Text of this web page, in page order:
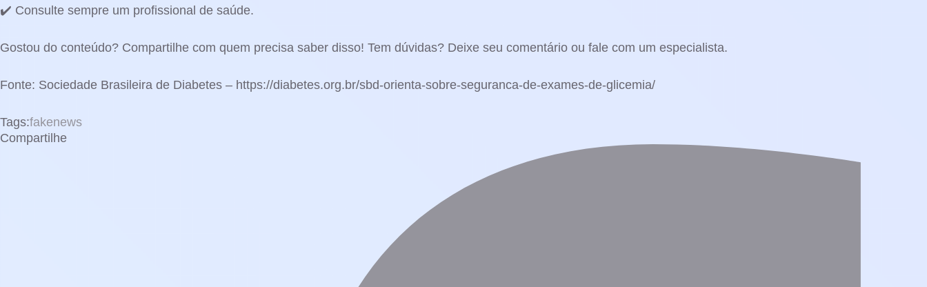
✔️ Consulte sempre um profissional de saúde.
Gostou do conteúdo? Compartilhe com quem precisa saber disso! Tem dúvidas? Deixe seu comentário ou fale com um especialista.
Fonte: Sociedade Brasileira de Diabetes – https://diabetes.org.br/sbd-orienta-sobre-seguranca-de-exames-de-glicemia/
Tags:fakenews
Compartilhe